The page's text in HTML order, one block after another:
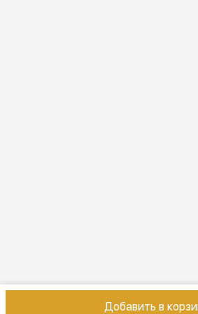
Добавить в
ДоставкаПравила